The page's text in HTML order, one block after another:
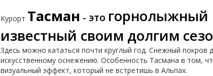
Курорт Тасман - это горнолыжный
известный своим долгим
Здесь можно кататься почти круглый год. Снежный
искусственному оснежению. Особенность Тасмана в том,
визуальный эффект, который не встретишь в Альпах.